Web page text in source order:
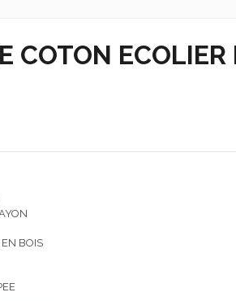
COTON ECOLIER
EN BOIS